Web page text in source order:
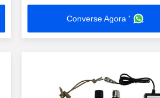
Jammer
Converse Agora '